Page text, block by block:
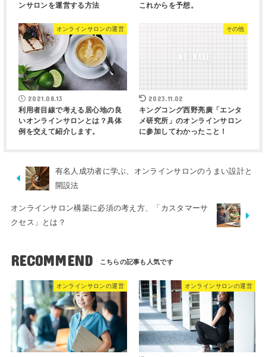
ンサロンを運営する方法
これからを予想。
オンラインサロンの運営
2021.08.13
利用者目線で考える居心地の良
いオンラインサロンとは？具体
例を交えて紹介します。
その他
2023.11.02
キングコング西野亮廣「エンタ
メ研究所」のオンラインサロン
に参加してわかったこと！
有名人成功者に学ぶ、オンラインサロンのうまい設計と
開設法
オンラインサロン構築に必須の考え方、「カスタマーサ
クセス」とは？
RECOMMEND
オンラインサロンの運営 オンラインサロンの運営